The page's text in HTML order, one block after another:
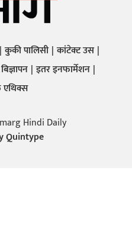
कुकी पालिसी कांटेक्ट उस
इतर इनफार्मेशन
Hindi Daily
Quintype